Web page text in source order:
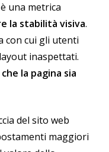
una metrica
la stabilità visiva.
con cui gli utenti
inaspettati.
la pagina sia
del sito web
maggiori